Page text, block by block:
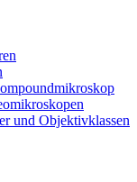
und Objektivklassen